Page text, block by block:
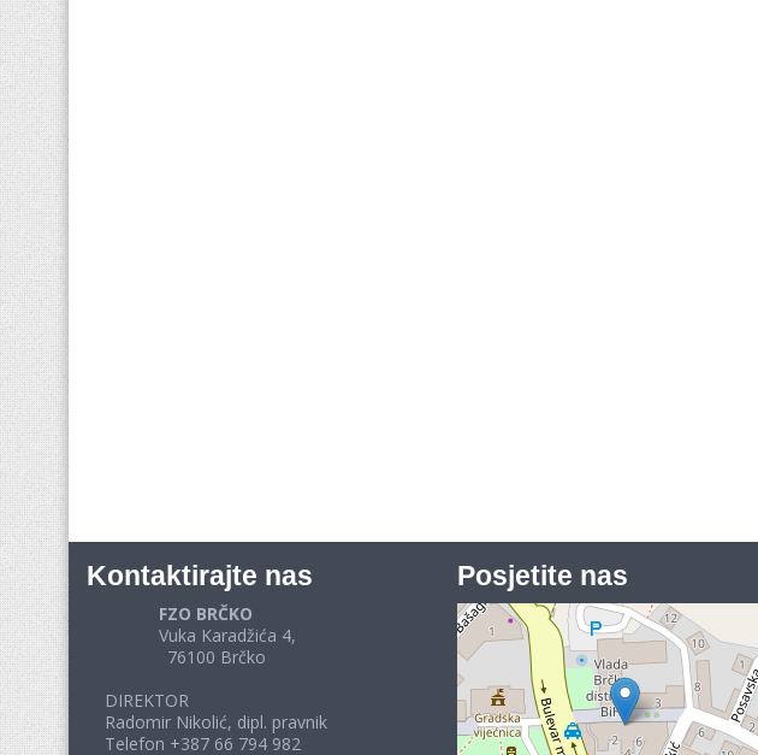
Kontaktirajte nas
FZO BRČKO
Vuka Karadžića 4,
76100 Brčko
DIREKTOR
Radomir Nikolić, dipl. pravnik
Telefon +387 66 794 982
Posjetite nas